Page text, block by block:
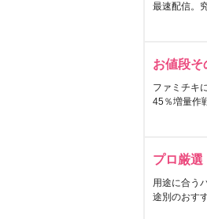
最速配信。
お値段そ
ファミチキ
45％増量作
プロ厳選
用途に合う
途別のおす